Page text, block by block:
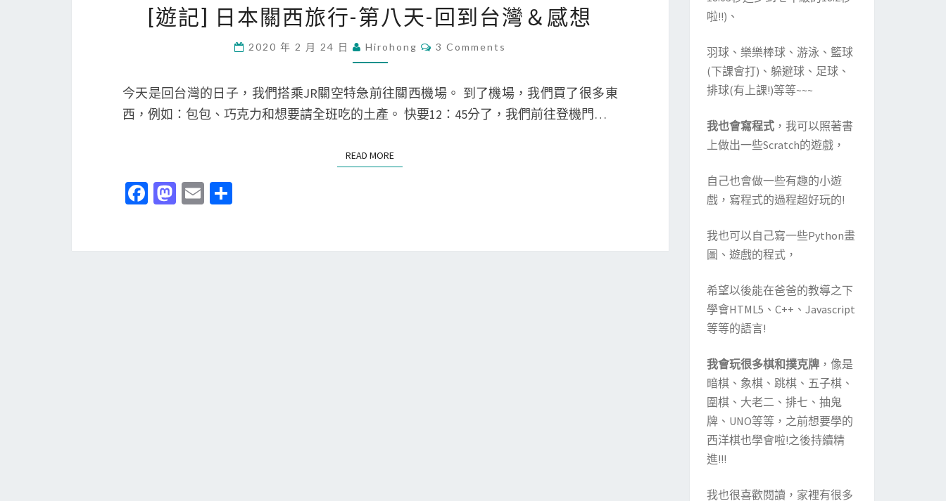
遊
記
]
日
本
旅
八
[遊記] 日本關西旅行-第八天-回到台灣＆感想
2020 年 2 月 24 日 Hirohong
C
E
N
T
S
3 Comments
今天是回台灣的日子，我們搭乘JR關空特急前往關西機場。 到了機場，我們買了很多東
西，例如：包包、巧克力和想要請全班吃的土產。 快要12：45分了，我們前往登機門…
READ MORE
Fa M E
啦!!)、
羽球、樂樂棒球、游泳、籃球
(下課會打)、躲避球、足球、
排球(有上課!)等等~~~
我也會寫程式，我可以照著書
上做出一些Scratch的遊戲，
自己也會做一些有趣的小遊
戲，寫程式的過程超好玩的!
我也可以自己寫一些Python畫
圖、遊戲的程式，
希望以後能在爸爸的教導之下
學會HTML5、C++、Javascript
等等的語言!
我會玩很多棋和撲克牌，像是
暗棋、象棋、跳棋、五子棋、
圍棋、大老二、排七、抽鬼
牌、UNO等等，之前想要學的
西洋棋也學會啦!之後持續精
進!!!
我也很喜歡閱讀，家裡有很多